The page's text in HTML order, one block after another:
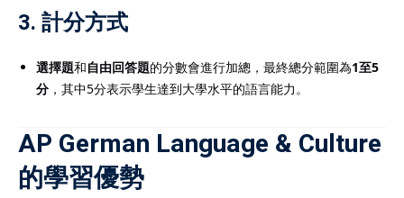
3. 計分方式
選擇題和自由回答題的分數會進行加總，最終總分範圍為1至5
分 ，其中5分表示學生達到大學水平的語言能力。
AP German Language & Culture
的學習優勢